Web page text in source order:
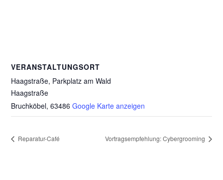
VERANSTALTUNGSORT
Haagstraße, Parkplatz am Wald
Haagstraße
Bruchköbel, 63486 Google Karte anzeigen
Reparatur-Café Vortragsempfehlung: Cybergrooming